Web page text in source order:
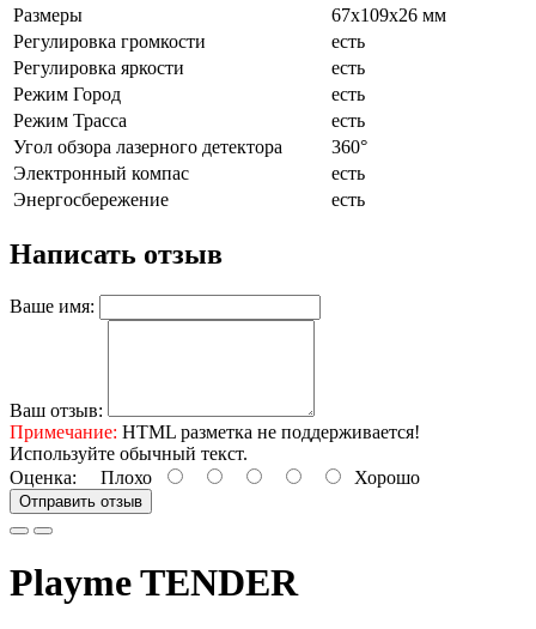
Размеры
67x109x26 мм
Регулировка громкости
есть
Регулировка яркости
есть
Режим Город
есть
Режим Трасса
есть
Угол обзора лазерного детектора
360°
Электронный компас
есть
Энергосбережение
есть
Написать отзыв
Ваше имя:
Ваш отзыв:
Примечание: HTML разметка не поддерживается!
Используйте обычный текст.
Оценка: Плохо Хорошо
Отправить отзыв
Playme TENDER